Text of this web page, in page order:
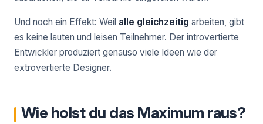
Und noch ein Effekt: Weil alle gleichzeitig arbeiten, gibt
es keine lauten und leisen Teilnehmer. Der introvertierte
Entwickler produziert genauso viele Ideen wie der
extrovertierte Designer.
Wie holst du das Maximum raus?